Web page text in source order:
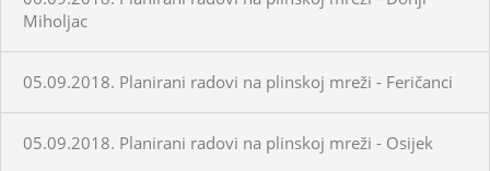
Miholjac
05.09.2018. Planirani radovi na plinskoj mreži - Feričanci
05.09.2018. Planirani radovi na plinskoj mreži - Osijek